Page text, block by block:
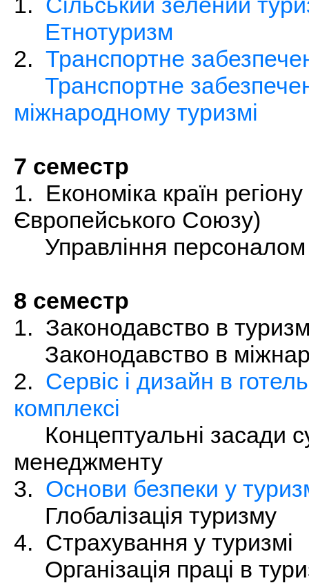
Етнотуризм
2. Транспортне
Транспортне
міжнародному туризмі
7 семестр
1. Економіка країн регіону
Європейського Союзу)
Управління персоналом
8 семестр
1. Законодавство в
Законодавство в
2. Сервіс і дизайн в
комплексі
Концептуальні засади
менеджменту
3. Основи безпеки у
Глобалізація туризму
4. Страхування у туризмі
Організація праці в